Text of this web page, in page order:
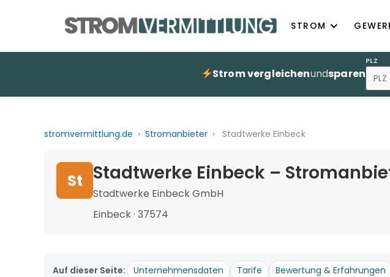
STROM
Strom vergleichenundsparen
PLZ
stromvermittlung.de › Stromanbieter › Stadtwerke Einbeck
St Stadtwerke Einbeck –
Stadtwerke Einbeck GmbH
Einbeck · 37574
Auf dieser Seite: Unternehmensdaten Tarife Bewertung & Erfahrungen